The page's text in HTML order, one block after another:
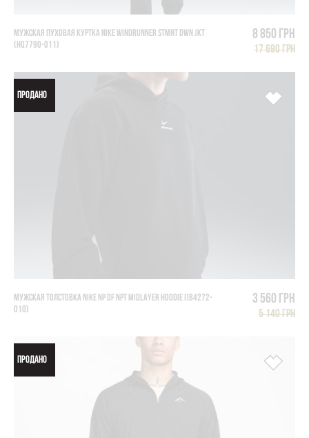
МУЖСКАЯ ПУХОВАЯ КУРТКА NIKE WINDRUNNER STMNT DWN JKT
(HQ7790-011)
8 850 грн
17 690 грн
ПРОДАНО
МУЖСКАЯ ТОЛСТОВКА NIKE NP DF NPT MIDLAYER HOODIE (IB4272-
010)
3 560 грн
5 140 грн
ПРОДАНО